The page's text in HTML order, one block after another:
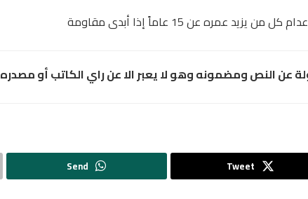
عمره عن 15 عاماً إذا أبدى مقاومة
النص ومضمونه وهو لا يعبر الا عن راي الكاتب أو مصدره
Tweet
Send